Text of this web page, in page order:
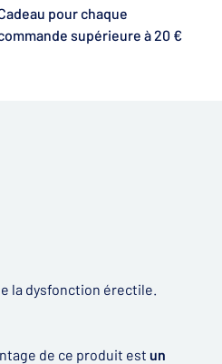
pour chaque
supérieure à 20 €
la dysfonction érectile.
de ce produit est un